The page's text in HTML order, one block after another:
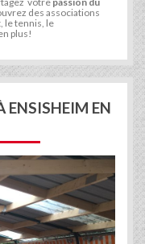
des associations
le tennis, le
plus!
ENSISHEIM EN